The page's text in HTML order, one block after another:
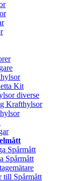
Kit
diverse
Krafthylsor
Spårmått
Spårmått
till Spårmått